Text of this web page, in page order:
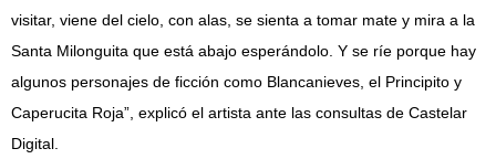
visitar, viene del cielo, con alas, se sienta a tomar mate y mira a la
Santa Milonguita que está abajo esperándolo. Y se ríe porque hay
algunos personajes de ficción como Blancanieves, el Principito y
Caperucita Roja”, explicó el artista ante las consultas de Castelar
Digital.